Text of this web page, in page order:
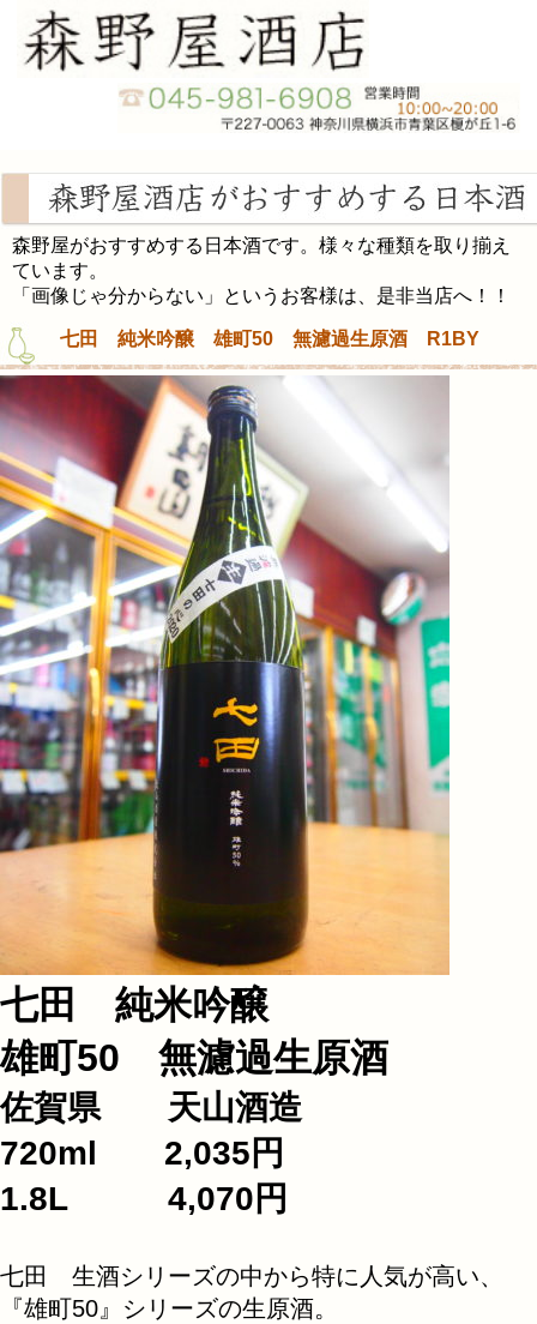
森野屋がおすすめする日本酒です。様々な種類を取り揃え
ています。
「画像じゃ分からない」というお客様は、是非当店へ！！
七田 純米吟醸 雄町50 無濾過生原酒 R1BY
七田 純米吟醸
雄町50 無濾過生原酒
佐賀県 天山酒造
720ml 2,035円
1.8L 4,070円
七田 生酒シリーズの中から特に人気が高い、
『雄町50』シリーズの生原酒。